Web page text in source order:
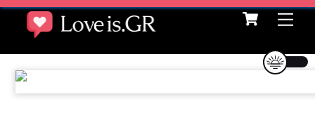
Skip
content
Cart